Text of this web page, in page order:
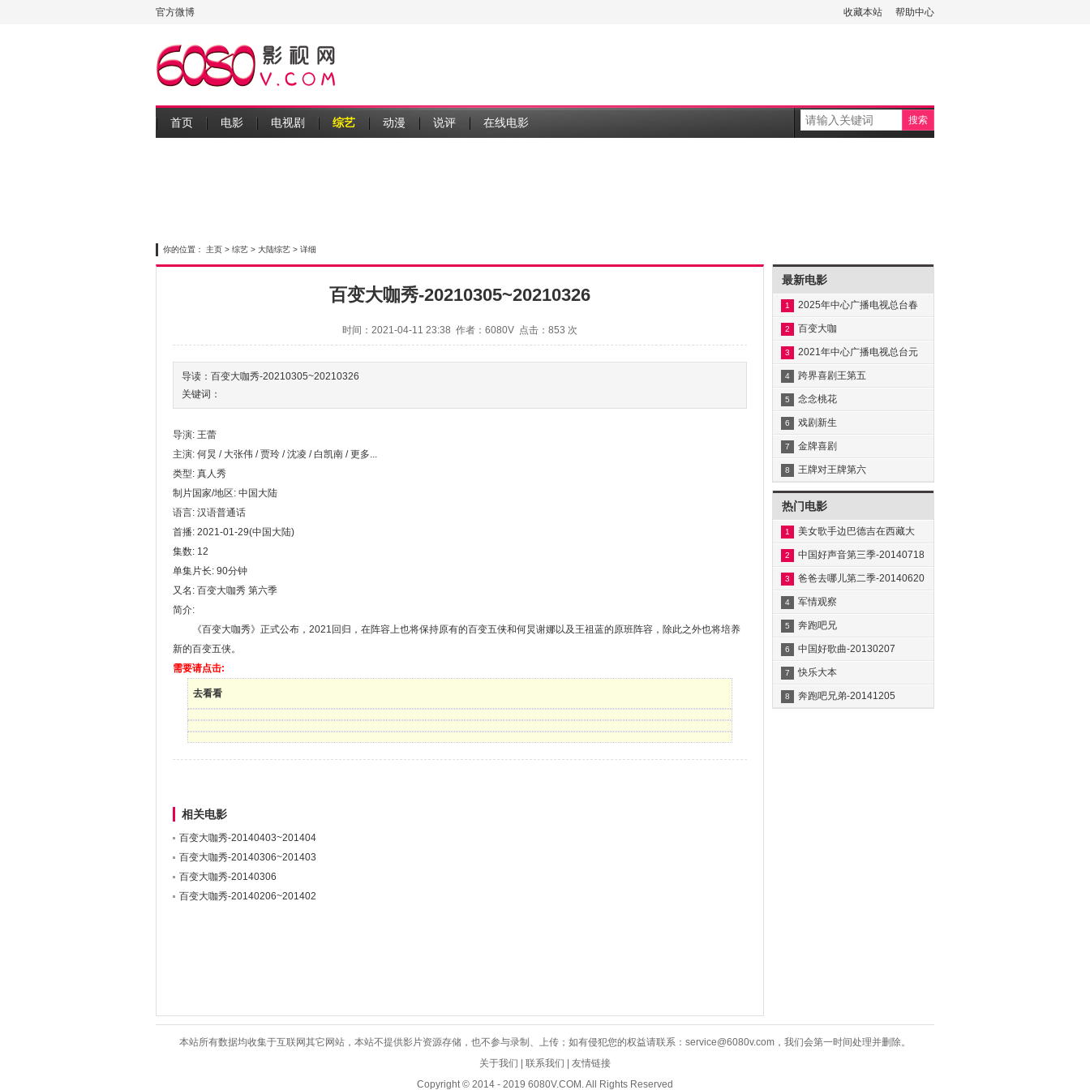
官方微博 收藏本站 帮助中心
首页 电影 电视剧 综艺 动漫 说评 在线电影
你的位置： 主页 > 综艺 > 大陆综艺 > 详细
百变大咖秀-20210305~20210326
时间：2021-04-11 23:38 作者：6080V 点击： 853 次
导读：百变大咖秀-20210305~20210326
关键词：
导演: 王蕾
主演: 何炅 / 大张伟 / 贾玲 / 沈凌 / 白凯南 / 更多...
类型: 真人秀
制片国家/地区: 中国大陆
语言: 汉语普通话
首播: 2021-01-29(中国大陆)
集数: 12
单集片长: 90分钟
又名: 百变大咖秀 第六季
简介:
《百变大咖秀》正式公布，2021回归，在阵容上也将保持原有的百变五侠和何炅谢娜以及王祖蓝的原班阵容，除此之外也将培养
新的百变五侠。
需要请点击:
去看看
相关电影
百变大咖秀-20140403~201404
百变大咖秀-20140306~201403
百变大咖秀-20140306
百变大咖秀-20140206~201402
最新电影
1
2025年中心广播电视总台春
节联欢晚
2
百变大咖
秀-20210305~20210326
3
2021年中心广播电视总台元
宵晚会
4
跨界喜剧王第五
季-20210306~20210327
5
念念桃花
源-20210306~20210320
6
戏剧新生
活-20210306~20210327
7
金牌喜剧
班-20210306~20210327
8
王牌对王牌第六
季-20210305~20210326
热门电影
1 美女歌手边巴德吉在西藏大
2 中国好声音第三季-20140718
3 爸爸去哪儿第二季-20140620
4
军情观察
室-20160406~20160427
5
奔跑吧兄
弟-20150102~20150116
6 中国好歌曲-20130207
7
快乐大本
营-20180707~20180714
8 奔跑吧兄弟-20141205
本站所有数据均收集于互联网其它网站，本站不提供影片资源存储，也不参与录制、上传；如有侵犯您的权益请联系：service@6080v.com，我们会第一时间处理并删除。
关于我们 | 联系我们 | 友情链接
Copyright © 2014 - 2019 6080V.COM. All Rights Reserved